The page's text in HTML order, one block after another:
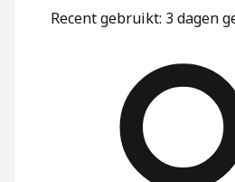
Recent gebruikt: 3 dagen